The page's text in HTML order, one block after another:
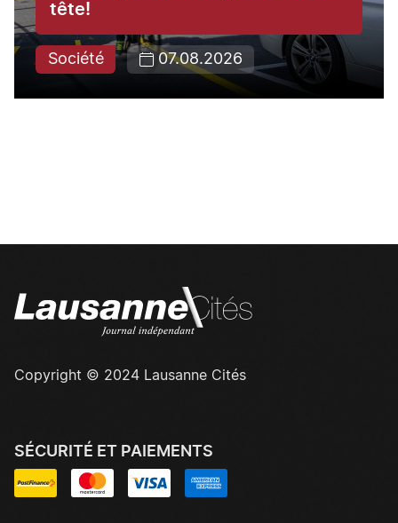
tête!
Société 07.08.2026
Copyright © 2024 Lausanne Cités
SÉCURITÉ ET PAIEMENTS